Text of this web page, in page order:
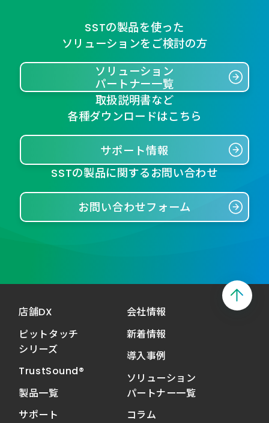
SSTの製品を使った
ソリューションをご検討の方
ソリューション
パートナー一覧
取扱説明書など
各種ダウンロードはこちら
サポート情報
SSTの製品に関するお問い合わせ
お問い合わせフォーム
店舗DX
ピットタッチ
シリーズ
TrustSound®
製品一覧
サポート
会社情報
新着情報
導入事例
ソリューション
パートナー一覧
コラム